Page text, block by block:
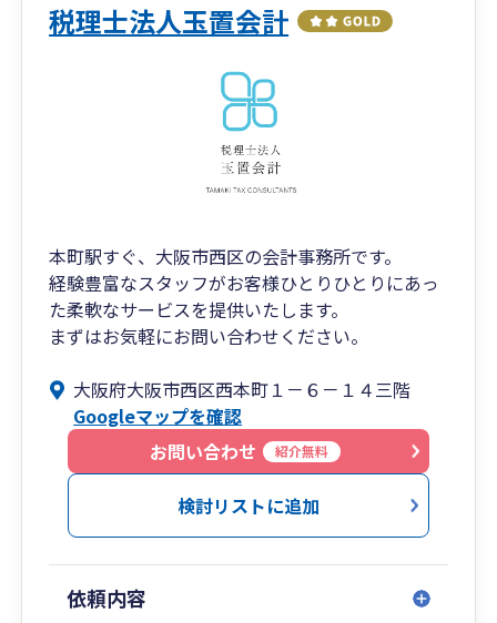
税理士法人玉置会計
本町駅すぐ、大阪市西区の会計事務所です。
経験豊富なスタッフがお客様ひとりひとりにあっ
た柔軟なサービスを提供いたします。
まずはお気軽にお問い合わせください。
大阪府大阪市西区西本町１－６－１４三階
Googleマップを確認
お問い合わせ
紹介無料
検討リストに追加
依頼内容